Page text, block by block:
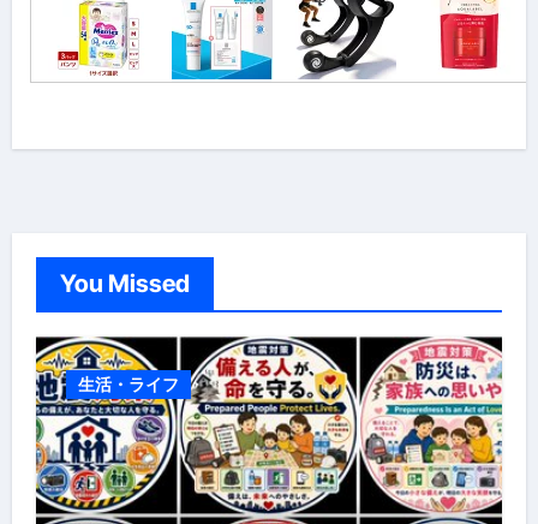
You Missed
生活・ライフ